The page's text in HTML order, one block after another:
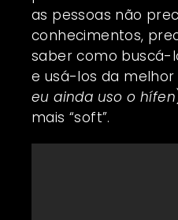
as pessoas não
conhecimentos,
saber como buscá-
e usá-los da
eu ainda uso o hífen
mais “soft”.